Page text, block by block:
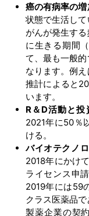
癌の有病率の増
状態で生活して
がんが発生す
に生きる期間
て、最も一般
なります。例
推計によると
います。
R＆D活動と投
2021年に50％
ける。
バイオテクノ
2018年にかけ
ライセンス申
2019年には59
クラス医薬品
製薬企業の契